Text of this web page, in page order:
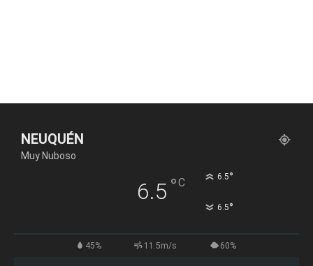
NEUQUÉN
Muy Nuboso
6.5 °C 6.5°
6.5°
45% 11.5m/s 60%